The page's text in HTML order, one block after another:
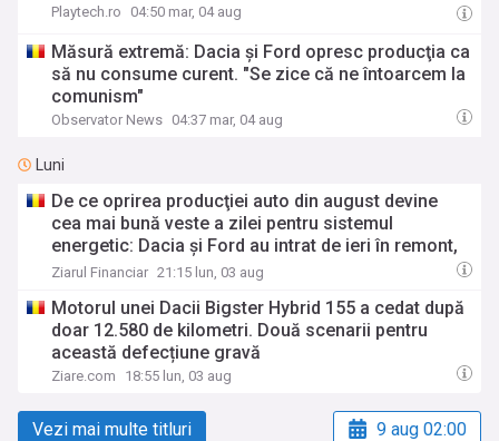
Playtech.ro 04:50 mar, 04 aug
Măsură extremă: Dacia şi Ford opresc producţia ca
să nu consume curent. "Se zice că ne întoarcem la
comunism"
Observator News 04:37 mar, 04 aug
Luni
De ce oprirea producţiei auto din august devine
cea mai bună veste a zilei pentru sistemul
energetic: Dacia şi Ford au intrat de ieri în remont,
iar AUMOVIO a investit deja în eficienţă
Ziarul Financiar 21:15 lun, 03 aug
Motorul unei Dacii Bigster Hybrid 155 a cedat după
doar 12.580 de kilometri. Două scenarii pentru
această defecțiune gravă
Ziare.com 18:55 lun, 03 aug
Vezi mai multe titluri 9 aug 02:00